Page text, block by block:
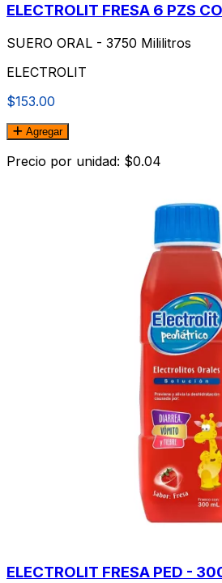
ELECTROLIT FRESA 6 PZS
SUERO ORAL - 3750 Mililitros
ELECTROLIT
$153.00
Agregar
Precio por unidad: $0.04
ELECTROLIT FRESA PED -